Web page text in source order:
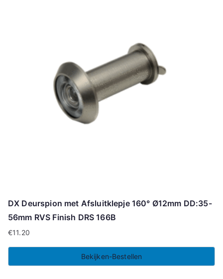
DX Deurspion met Afsluitklepje 160° Ø12mm DD:35-
56mm RVS Finish DRS 166B
€11.20
Bekijken-Bestellen